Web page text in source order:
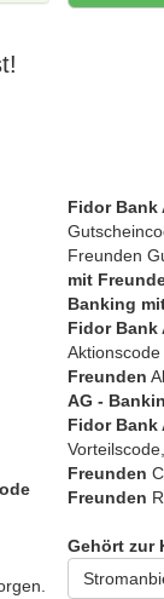
Fidor Bank
Freunden
mit
Banking
Fidor Bank
Aktionscode
Freunden
AG -
Fidor Bank
Vorteilscode,
Freunden
Freunden
Gehört zur